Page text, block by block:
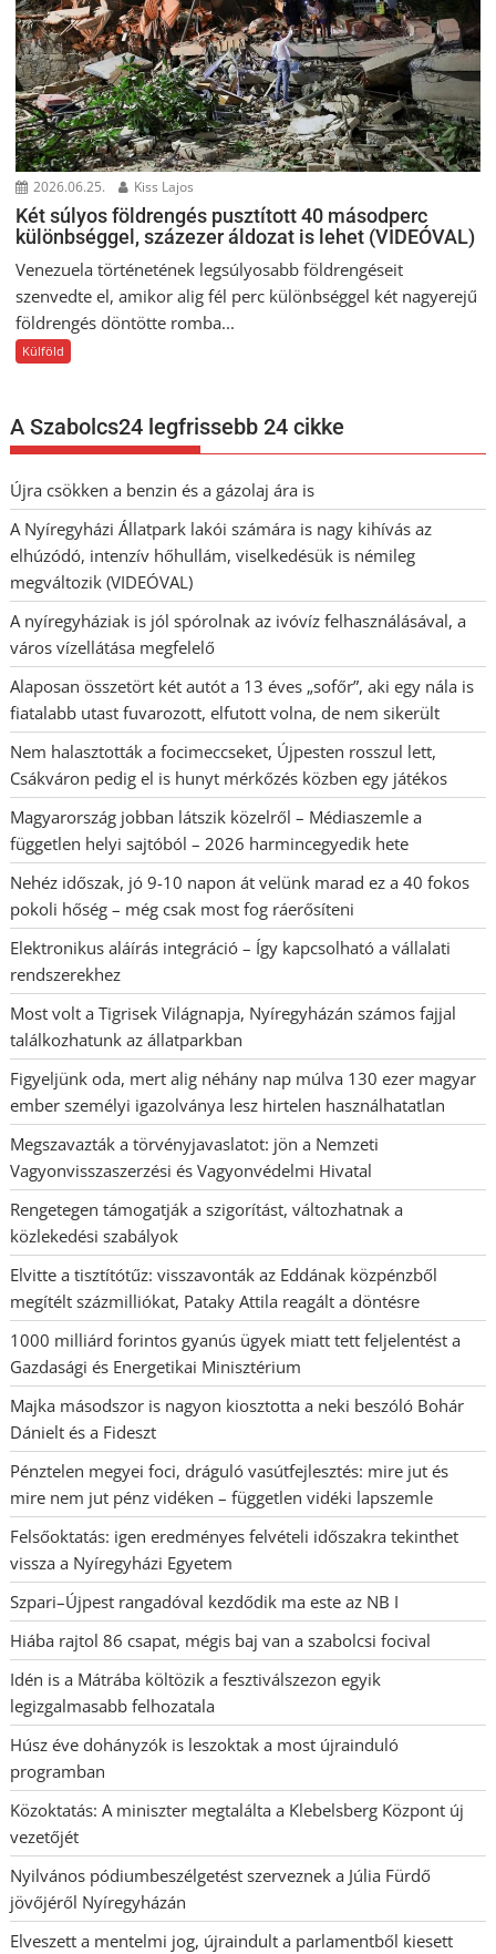
2026.06.25. Kiss Lajos
Két súlyos földrengés pusztított 40 másodperc
különbséggel, százezer áldozat is lehet (VIDEÓVAL)
Venezuela történetének legsúlyosabb földrengéseit
szenvedte el, amikor alig fél perc különbséggel két nagyerejű
földrengés döntötte romba...
Külföld
A Szabolcs24 legfrissebb 24 cikke
Újra csökken a benzin és a gázolaj ára is
A Nyíregyházi Állatpark lakói számára is nagy kihívás az
elhúzódó, intenzív hőhullám, viselkedésük is némileg
megváltozik (VIDEÓVAL)
A nyíregyháziak is jól spórolnak az ivóvíz felhasználásával, a
város vízellátása megfelelő
Alaposan összetört két autót a 13 éves „sofőr”, aki egy nála is
fiatalabb utast fuvarozott, elfutott volna, de nem sikerült
Nem halasztották a focimeccseket, Újpesten rosszul lett,
Csákváron pedig el is hunyt mérkőzés közben egy játékos
Magyarország jobban látszik közelről – Médiaszemle a
független helyi sajtóból – 2026 harmincegyedik hete
Nehéz időszak, jó 9-10 napon át velünk marad ez a 40 fokos
pokoli hőség – még csak most fog ráerősíteni
Elektronikus aláírás integráció – Így kapcsolható a vállalati
rendszerekhez
Most volt a Tigrisek Világnapja, Nyíregyházán számos fajjal
találkozhatunk az állatparkban
Figyeljünk oda, mert alig néhány nap múlva 130 ezer magyar
ember személyi igazolványa lesz hirtelen használhatatlan
Megszavazták a törvényjavaslatot: jön a Nemzeti
Vagyonvisszaszerzési és Vagyonvédelmi Hivatal
Rengetegen támogatják a szigorítást, változhatnak a
közlekedési szabályok
Elvitte a tisztítótűz: visszavonták az Eddának közpénzből
megítélt százmilliókat, Pataky Attila reagált a döntésre
1000 milliárd forintos gyanús ügyek miatt tett feljelentést a
Gazdasági és Energetikai Minisztérium
Majka másodszor is nagyon kiosztotta a neki beszóló Bohár
Dánielt és a Fideszt
Pénztelen megyei foci, dráguló vasútfejlesztés: mire jut és
mire nem jut pénz vidéken – független vidéki lapszemle
Felsőoktatás: igen eredményes felvételi időszakra tekinthet
vissza a Nyíregyházi Egyetem
Szpari–Újpest rangadóval kezdődik ma este az NB I
Hiába rajtol 86 csapat, mégis baj van a szabolcsi focival
Idén is a Mátrába költözik a fesztiválszezon egyik
legizgalmasabb felhozatala
Húsz éve dohányzók is leszoktak a most újrainduló
programban
Közoktatás: A miniszter megtalálta a Klebelsberg Központ új
vezetőjét
Nyilvános pódiumbeszélgetést szerveznek a Júlia Fürdő
jövőjéről Nyíregyházán
Elveszett a mentelmi jog, újraindult a parlamentből kiesett